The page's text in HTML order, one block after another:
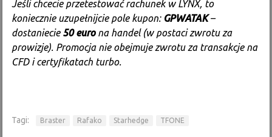
Jeśli chcecie przetestować rachunek w LYNX, to
koniecznie uzupełnijcie pole kupon: GPWATAK–
dostaniecie 50 eurona handel (w postaci zwrotu za
prowizje). Promocja nie obejmuje zwrotu za transakcje na
CFD i certyfikatach turbo.
Tagi: Braster Rafako Starhedge TFONE